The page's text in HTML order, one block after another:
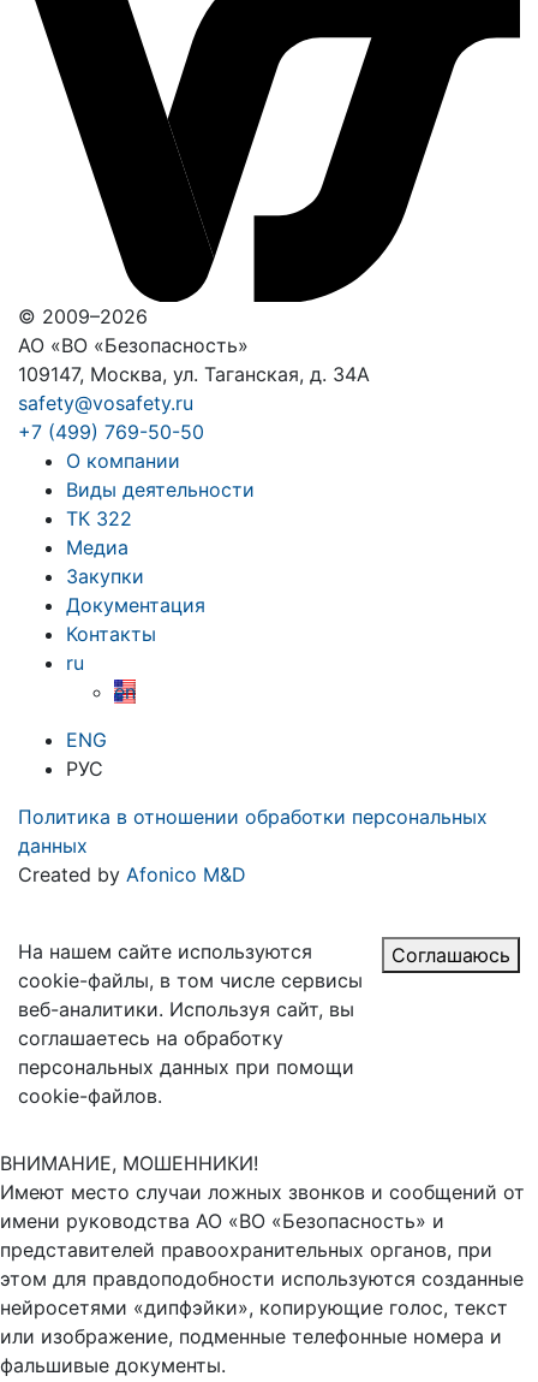
© 2009–2026
АО «ВО «Безопасность»
109147, Москва, ул. Таганская, д. 34А
safety@vosafety.ru
+7 (499) 769-50-50
О компании
Виды деятельности
ТК 322
Медиа
Закупки
Документация
Контакты
ru
en
ENG
РУС
Политика в отношении обработки персональных
данных
Created by Afonico M&D
На нашем сайте используются
cookie-файлы, в том числе сервисы
веб-аналитики. Используя сайт, вы
соглашаетесь на обработку
персональных данных при помощи
cookie-файлов.
Соглашаюсь
ВНИМАНИЕ, МОШЕННИКИ!
Имеют место случаи ложных звонков и сообщений от
имени руководства АО «ВО «Безопасность» и
представителей правоохранительных органов, при
этом для правдоподобности используются созданные
нейросетями «дипфэйки», копирующие голос, текст
или изображение, подменные телефонные номера и
фальшивые документы.